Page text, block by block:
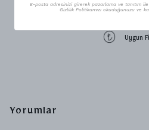
1500 TL üzeri
Uygun
Yorumlar
E-posta adresinizi girerek pazarlama ve tanıtım
Gizlilik Politikamızı okuduğunuzu ve